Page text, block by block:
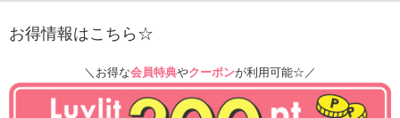
お得情報はこちら☆
＼お得な会員特典やクーポンが利用可能☆／